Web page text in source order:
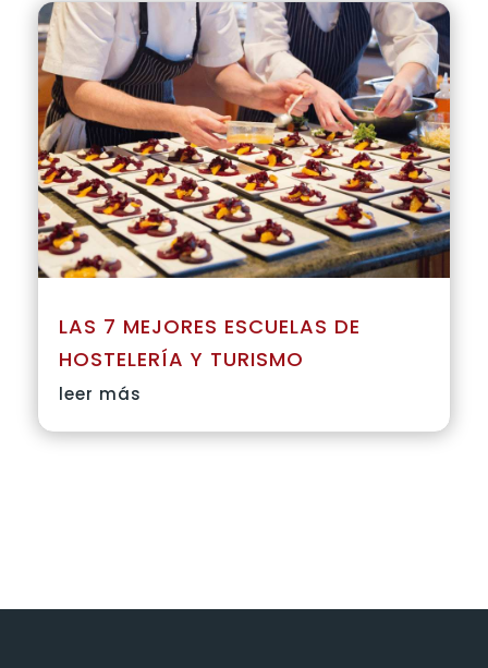
LAS 7 MEJORES ESCUELAS DE
HOSTELERÍA Y TURISMO
leer más